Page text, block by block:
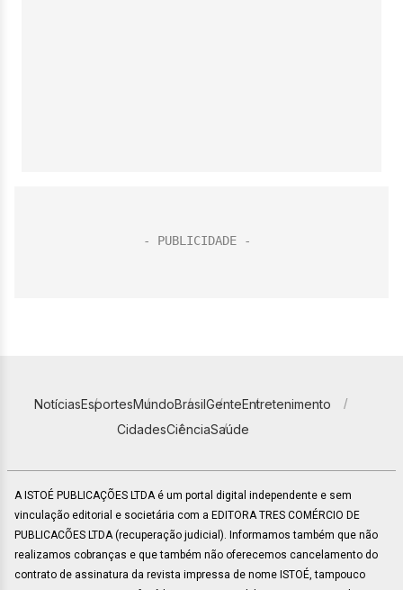
NotíciasEsportesMundoBrasilGenteEntretenimento
CidadesCiênciaSaúde
A ISTOÉ PUBLICAÇÕES LTDA é um portal digital independente e sem
vinculação editorial e societária com a EDITORA TRES COMÉRCIO DE
PUBLICACÕES LTDA (recuperação judicial). Informamos também que não
realizamos cobranças e que também não oferecemos cancelamento do
contrato de assinatura da revista impressa de nome ISTOÉ, tampouco